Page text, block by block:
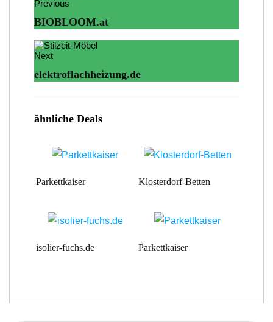
Previous
BIOBLOOM.at
Next
elektroflachheizung.de
ähnliche Deals
Parkettkaiser Klosterdorf-Betten
isolier-fuchs.de Parkettkaiser